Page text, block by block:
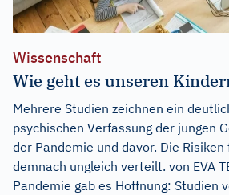
Wissenschaft
Wie geht es unseren
Mehrere Studien zeichnen ein
psychischen Verfassung der jungen
der Pandemie und davor. Die
demnach ungleich verteilt. von EVA
Pandemie gab es Hoffnung: Studien